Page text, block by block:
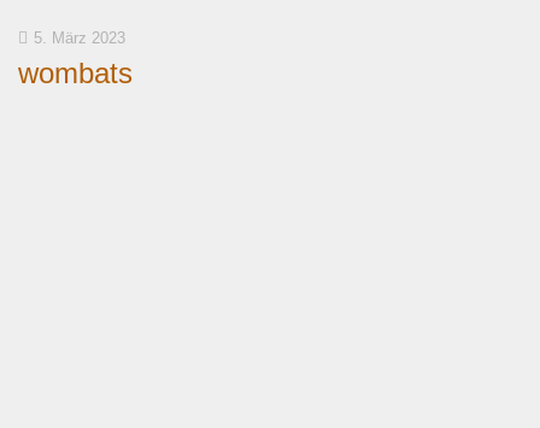
5. März 2023
wombats